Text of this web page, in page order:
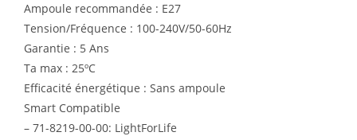
Ampoule recommandée : E27
Tension/Fréquence : 100-240V/50-60Hz
Garantie : 5 Ans
Ta max : 25ºC
Efficacité énergétique : Sans ampoule
Smart Compatible
– 71-8219-00-00: LightForLife